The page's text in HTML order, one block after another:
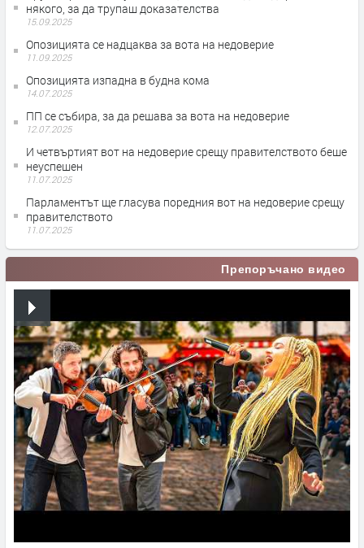
някого, за да трупаш доказателства
15.09.2025
Опозицията се надцаква за вота на недоверие
11.09.2025
Опозицията изпадна в будна кома
14.07.2025
ПП се събира, за да решава за вота на недоверие
12.07.2025
И четвъртият вот на недоверие срещу правителството беше
неуспешен
11.07.2025
Парламентът ще гласува поредния вот на недоверие срещу
правителството
11.07.2025
Препоръчано видео